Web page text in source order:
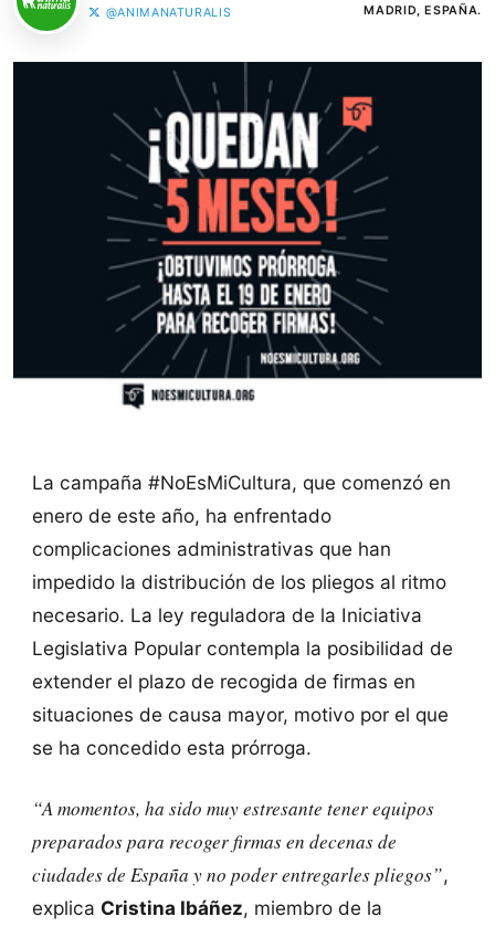
@ANIMANATURALIS
MADRID, ESPAÑA.
La campaña #NoEsMiCultura, que comenzó en
enero de este año, ha enfrentado
complicaciones administrativas que han
impedido la distribución de los pliegos al ritmo
necesario. La ley reguladora de la Iniciativa
Legislativa Popular contempla la posibilidad de
extender el plazo de recogida de firmas en
situaciones de causa mayor, motivo por el que
se ha concedido esta prórroga.
“A momentos, ha sido muy estresante tener equipos
preparados para recoger firmas en decenas de
ciudades de España y no poder entregarles pliegos”,
explica Cristina Ibáñez, miembro de la